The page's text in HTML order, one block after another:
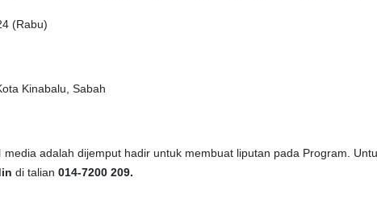
(Rabu)
Kinabalu, Sabah
adalah dijemput hadir untuk membuat liputan pada Program.
di talian 014-7200 209.